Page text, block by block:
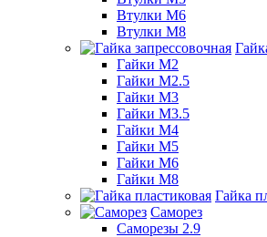
Втулки М6
Втулки М8
Гайки М2
Гайки М2.5
Гайки М3
Гайки М3.5
Гайки М4
Гайки М5
Гайки М6
Гайки М8
Гайка
Саморез
Саморезы 2.9